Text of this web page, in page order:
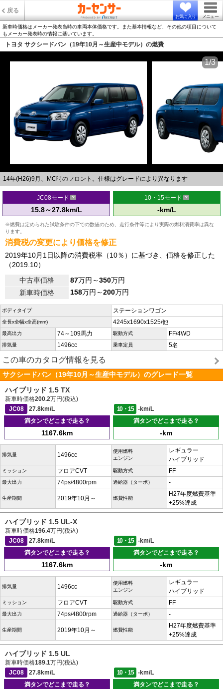
戻る
お気に入り メニュー
新車時価格はメーカー発表当時の車両本体価格です。また基本情報など、その他の項目について
もメーカー発表時の情報に基いています。
トヨタ サクシードバン（19年10月～生産中モデル）の燃費
14年(H26)9月、MC時のフロント。仕様はグレードにより異なります
1/3
JC08モード
15.8～27.8km/L
10・15モード
-km/L
※燃費は定められた試験条件の下での数値のため、走行条件等により実際の燃料消費率は異な
ります。
消費税の変更により価格を修正
2019年10月1日以降の消費税率（10％）に基づき、価格を修正した
（2019.10）
中古車価格
87万円～350万円
新車時価格
158万円～200万円
ボディタイプ ステーションワゴン
全長x全幅x全高(mm) 4245x1690x1525/他
最高出力 74～109馬力 駆動方式 FF/4WD
排気量 1496cc 乗車定員 5名
この車のカタログ情報を見る
サクシードバン（19年10月～生産中モデル）のグレード一覧
ハイブリッド 1.5 TX
新車時価格200.2万円(税込)
JC08
27.8km/L 10・15
-km/L
満タンでどこまで走る？
1167.6km
満タンでどこまで走る？
-km
排気量 1496cc
使用燃料
エンジン
レギュラー
ハイブリッド
ミッション フロアCVT 駆動方式 FF
最大出力 74ps/4800rpm 過給器（ターボ） -
生産期間 2019年10月～ 燃費性能
H27年度燃費基準
+25%達成
ハイブリッド 1.5 UL-X
新車時価格196.4万円(税込)
JC08
27.8km/L 10・15
-km/L
満タンでどこまで走る？
1167.6km
満タンでどこまで走る？
-km
排気量 1496cc
使用燃料
エンジン
レギュラー
ハイブリッド
ミッション フロアCVT 駆動方式 FF
最大出力 74ps/4800rpm 過給器（ターボ） -
生産期間 2019年10月～ 燃費性能
H27年度燃費基準
+25%達成
ハイブリッド 1.5 UL
新車時価格189.1万円(税込)
JC08
27.8km/L 10・15
-km/L
満タンでどこまで走る？
満タンでどこまで走る？